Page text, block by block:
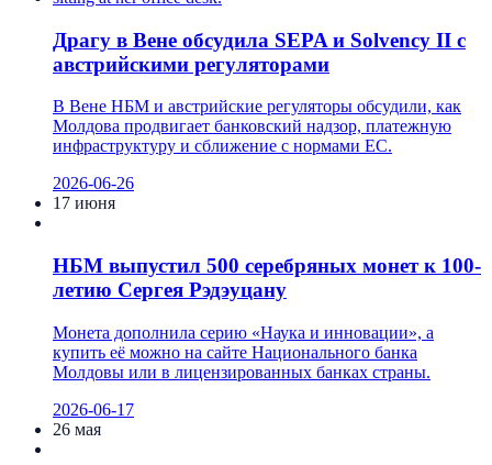
Драгу в Вене обсудила SEPA и Solvency II с
австрийскими регуляторами
В Вене НБМ и австрийские регуляторы обсудили, как
Молдова продвигает банковский надзор, платежную
инфраструктуру и сближение с нормами ЕС.
2026-06-26
17 июня
НБМ выпустил 500 серебряных монет к 100-
летию Сергея Рэдэуцану
Монета дополнила серию «Наука и инновации», а
купить её можно на сайте Национального банка
Молдовы или в лицензированных банках страны.
2026-06-17
26 мая